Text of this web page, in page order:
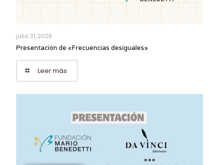
julio 31, 2026
Presentación de «Frecuencias desiguales»
Leer más